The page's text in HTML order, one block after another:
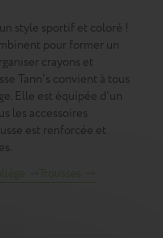
style sportif et coloré !
pour former un
crayons et
Tann's convient à tous
Elle est équipée d'un
les accessoires
est renforcée et